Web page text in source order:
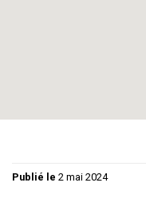
Publié le 2 mai 2024